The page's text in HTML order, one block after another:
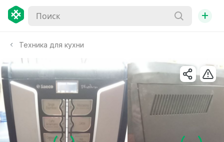
+
Техника для кухни